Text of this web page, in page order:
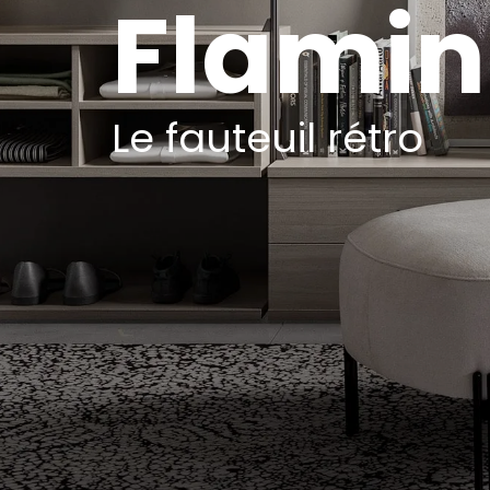
Le fauteuil rétro